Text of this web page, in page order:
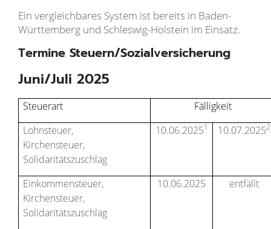
Ein vergleichbares System ist bereits in Baden-
Württemberg und Schleswig-Holstein im Einsatz.
Termine Steuern/Sozialversicherung
Juni/Juli 2025
Steuerart
Fälligkeit
Lohnsteuer,
Kirchensteuer,
Solidaritätszuschlag
10.06.20251 10.07.20252
Einkommensteuer,
Kirchensteuer,
Solidaritätszuschlag
10.06.2025 entfällt